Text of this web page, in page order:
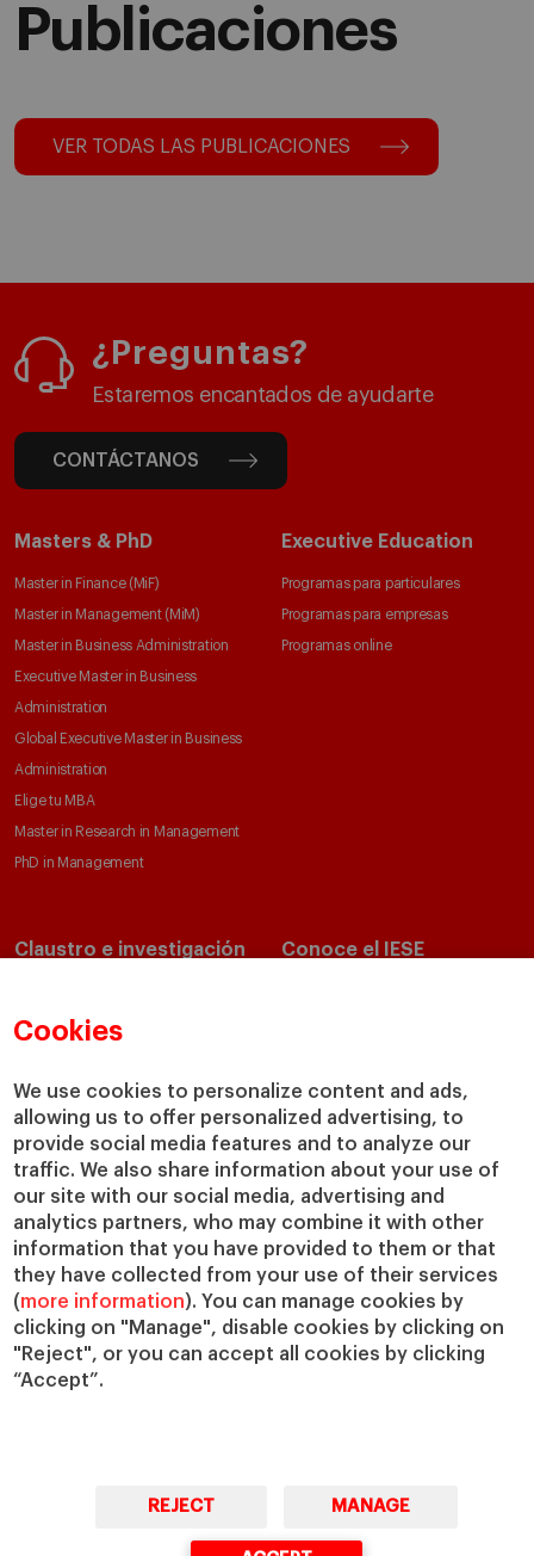
Cookies
We use cookies to personalize content and ads,
allowing us to offer personalized advertising, to
provide social media features and to analyze our
traffic. We also share information about your use of
our site with our social media, advertising and
analytics partners, who may combine it with other
information that you have provided to them or that
they have collected from your use of their services
(more information). You can manage cookies by
clicking on "Manage", disable cookies by clicking on
"Reject", or you can accept all cookies by clicking
“Accept”.
REJECT MANAGE
Publicaciones
VER TODAS LAS PUBLICACIONES
¿Preguntas?
Estaremos encantados de ayudarte
CONTÁCTANOS
Masters & PhD
Master in Finance (MiF)
Master in Management (MiM)
Master in Business Administration
Executive Master in Business
Administration
Global Executive Master in Business
Administration
Elige tu MBA
Master in Research in Management
PhD in Management
Executive Education
Programas para particulares
Programas para empresas
Programas online
Claustro e investigación
Departamentos académicos
Cátedras
IESE Insight
IESE Publishing
Conoce el IESE
Nuestro impacto
Colabora con el IESE
Servicios
Biblioteca
Canal de Compliance
Capellanía
IESE Shop
Jobs @IESE
Préstamos y becas